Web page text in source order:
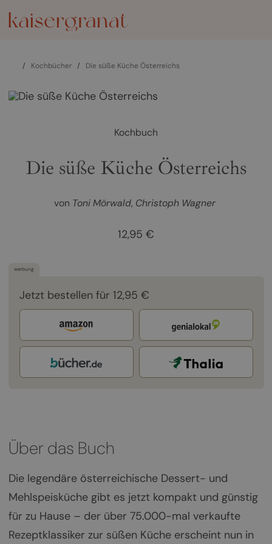
/ Kochbücher / Die süße Küche Österreichs
Kochbuch
Die süße Küche Österreichs
von Toni Mörwald Christoph Wagner
12,95 €
werbung
Jetzt bestellen für 12,95 €
Über das Buch
Die legendäre österreichische Dessert- und
Mehlspeisküche gibt es jetzt kompakt und günstig
für zu Hause – der über 75.000-mal verkaufte
Rezeptklassiker zur süßen Küche erscheint nun in